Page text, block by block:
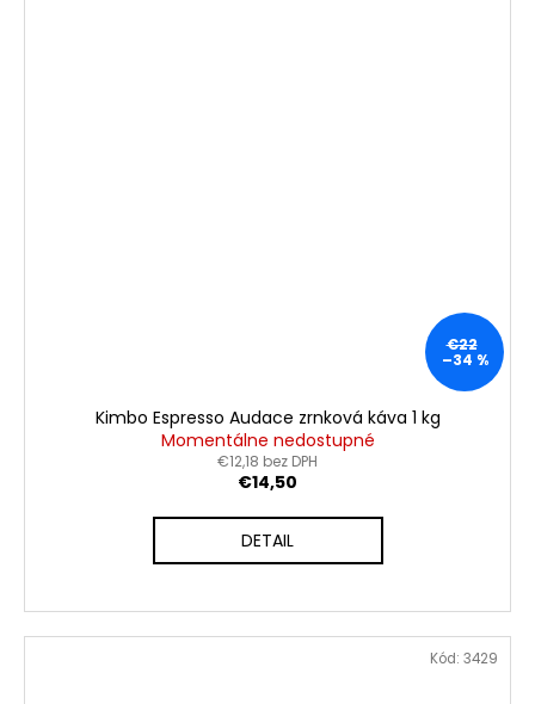
€22
–34 %
Kimbo Espresso Audace zrnková káva 1 kg
Momentálne nedostupné
€12,18 bez DPH
€14,50
DETAIL
Kód: 3429